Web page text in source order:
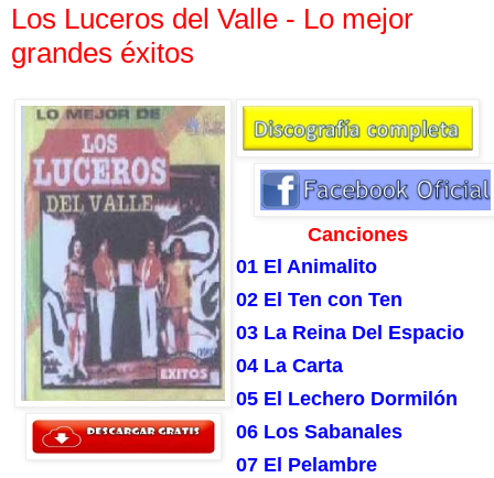
Los Luceros del Valle - Lo mejor
grandes éxitos
Canciones
01 El Animalito
02 El Ten con Ten
03 La Reina Del Espacio
04 La Carta
05 El Lechero Dormilón
06 Los Sabanales
07 El Pelambre